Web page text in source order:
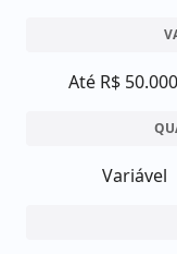
Até R$
Variável